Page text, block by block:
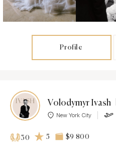
Profile
Volodymyr Ivash
New York City
30 5 $9 800